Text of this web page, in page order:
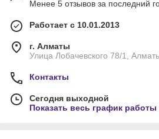
Менее 5 отзывов за последний
Работает с 10.01.2013
г. Алматы
Улица Лобачевского 78/1,
Контакты
Сегодня выходной
Показать весь график работы